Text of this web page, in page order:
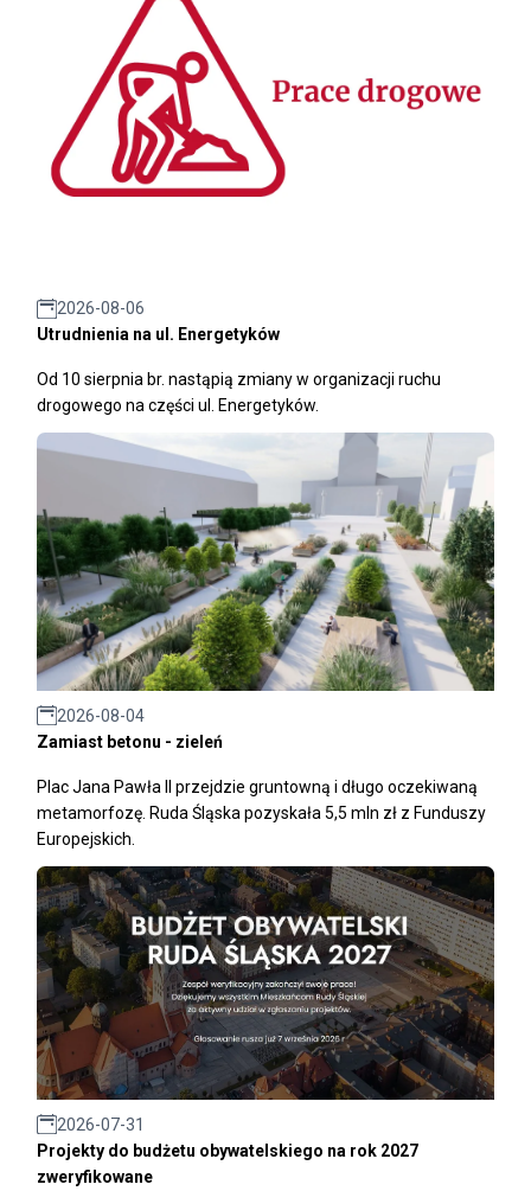
2026-08-06
Utrudnienia na ul. Energetyków
Od 10 sierpnia br. nastąpią zmiany w organizacji ruchu
drogowego na części ul. Energetyków.
2026-08-04
Zamiast betonu - zieleń
Plac Jana Pawła II przejdzie gruntowną i długo oczekiwaną
metamorfozę. Ruda Śląska pozyskała 5,5 mln zł z Funduszy
Europejskich.
2026-07-31
Projekty do budżetu obywatelskiego na rok 2027
zweryfikowane